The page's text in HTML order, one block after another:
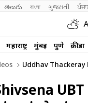
తెలుగు বাংলা ગુજરાતી
महाराष्ट्र मुंबई पुणे क्रीडा
Uddhav Thackeray